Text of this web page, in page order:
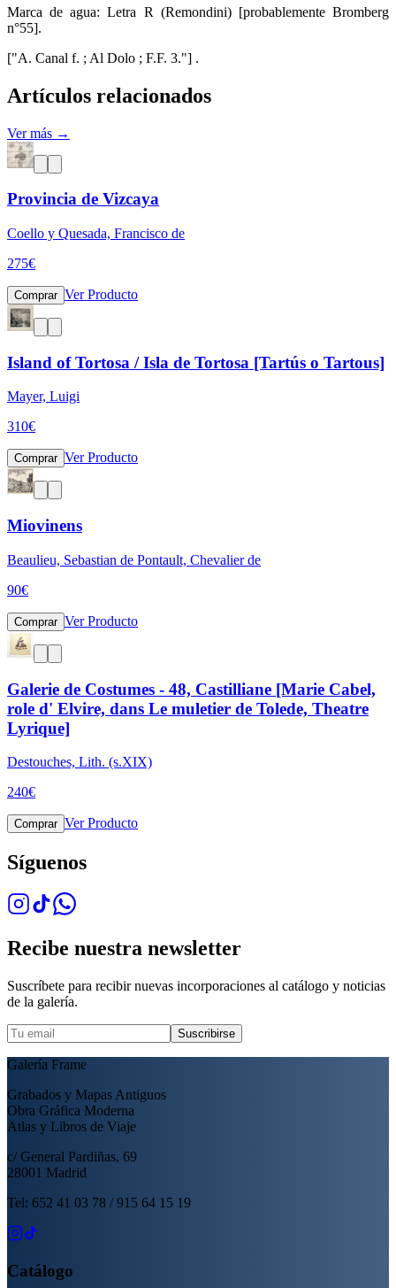
Marca de agua: Letra R (Remondini) [probablemente Bromberg
n°55].
["A. Canal f. ; Al Dolo ; F.F. 3."] .
Artículos relacionados
Ver más →
Provincia de Vizcaya
Coello y Quesada, Francisco de
275€
Comprar Ver Producto
Island of Tortosa / Isla de Tortosa [Tartús o Tartous]
Mayer, Luigi
310€
Comprar Ver Producto
Miovinens
Beaulieu, Sebastian de Pontault, Chevalier de
90€
Comprar Ver Producto
Galerie de Costumes - 48, Castilliane [Marie Cabel,
role d' Elvire, dans Le muletier de Tolede, Theatre
Lyrique]
Destouches, Lith. (s.XIX)
240€
Comprar Ver Producto
Síguenos
Recibe nuestra newsletter
Suscríbete para recibir nuevas incorporaciones al catálogo y noticias
de la galería.
Suscribirse
Galería Frame
Grabados y Mapas Antiguos
Obra Gráfica Moderna
Atlas y Libros de Viaje
c/ General Pardiñas, 69
28001 Madrid
Tel: 652 41 03 78 / 915 64 15 19
Catálogo